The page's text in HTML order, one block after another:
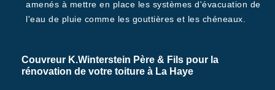
amenés à mettre en place les systèmes d'évacuation de
l'eau de pluie comme les gouttières et les chéneaux.
Couvreur K.Winterstein Père & Fils pour la
rénovation de votre toiture à La Haye